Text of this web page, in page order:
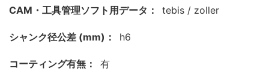
CAM・工具管理ソフト用データ： tebis / zoller
シャンク径公差 (mm)： h6
コーティング有無： 有